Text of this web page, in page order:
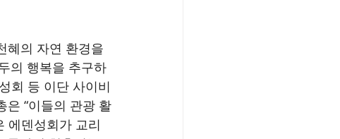
혜의 자연 환경을
의 행복을 추구하
회 등 이단 사이비
은 “이들의 관광 활
에덴성회가 교리